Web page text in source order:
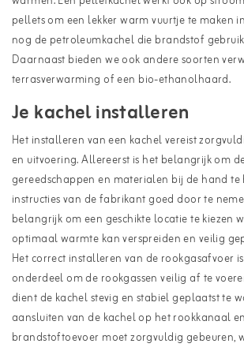
pellets om een lekker warm vuurtje te maken
nog de petroleumkachel die brandstof
Daarnaast bieden we ook andere soorten
terrasverwarming of een bio-ethanolhaard.
Je kachel installeren
Het installeren van een kachel vereist
en uitvoering. Allereerst is het belangrijk om
gereedschappen en materialen bij de hand te
instructies van de fabrikant goed door te
belangrijk om een geschikte locatie te kiezen
optimaal warmte kan verspreiden en veilig
Het correct installeren van de rookgasafvoer
onderdeel om de rookgassen veilig af te
dient de kachel stevig en stabiel geplaatst te
aansluiten van de kachel op het rookkanaal
brandstoftoevoer moet zorgvuldig gebeuren,